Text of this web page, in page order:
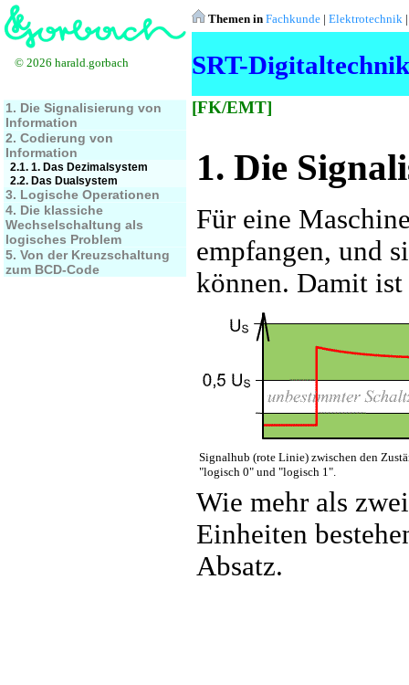
Themen in Fachkunde | Elektrotechnik
SRT-
[FK/EMT]
© 2026 harald.gorbach
1. Die Signalisierung von
Information
2. Codierung von
Information
2.1. 1. Das Dezimalsystem
2.2. Das Dualsystem
3. Logische Operationen
4. Die klassiche
Wechselschaltung als
logisches Problem
5. Von der Kreuzschaltung
zum BCD-Code
1. Die
Für eine
empfangen, und
können. Damit ist
Signalhub (rote Linie) zwischen den
"logisch 0" und "logisch 1".
Wie mehr als
Einheiten
Absatz.